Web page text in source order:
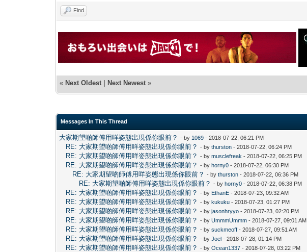
Find
« Next Oldest | Next Newest »
Messages In This Thread
大家期望啲師傅用咩姿態出現係你眼前？ - by 1069 - 2018-07-22, 06:21 PM
RE: 大家期望啲師傅用咩姿態出現係你眼前？ - bythurston - 2018-07-22, 06:24 PM
RE: 大家期望啲師傅用咩姿態出現係你眼前？ - bymusclefreak - 2018-07-22, 06:25 PM
RE: 大家期望啲師傅用咩姿態出現係你眼前？ - byhorny0 - 2018-07-22, 06:30 PM
RE: 大家期望啲師傅用咩姿態出現係你眼前？ - bythurston - 2018-07-22, 06:36 PM
RE: 大家期望啲師傅用咩姿態出現係你眼前？ - byhorny0 - 2018-07-22, 06:38 PM
RE: 大家期望啲師傅用咩姿態出現係你眼前？ - by EthanE - 2018-07-23, 09:32 AM
RE: 大家期望啲師傅用咩姿態出現係你眼前？ - bykukuku - 2018-07-23, 01:27 PM
RE: 大家期望啲師傅用咩姿態出現係你眼前？ - byjasonhryyo - 2018-07-23, 02:20 PM
RE: 大家期望啲師傅用咩姿態出現係你眼前？ - byUmmmUmmm - 2018-07-27, 09:01 AM
RE: 大家期望啲師傅用咩姿態出現係你眼前？ - bysuckmeoff - 2018-07-27, 09:51 AM
RE: 大家期望啲師傅用咩姿態出現係你眼前？ - byJoel - 2018-07-28, 01:14 PM
RE: 大家期望啲師傅用咩姿態出現係你眼前？ - byOcean1337 - 2018-07-28, 03:22 PM